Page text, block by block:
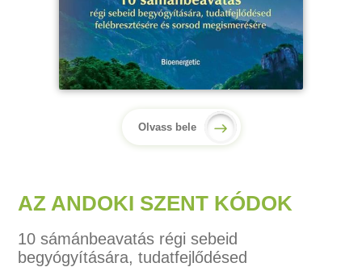
Olvass bele
AZ ANDOKI SZENT KÓDOK
10 sámánbeavatás régi sebeid
begyógyítására, tudatfejlődésed